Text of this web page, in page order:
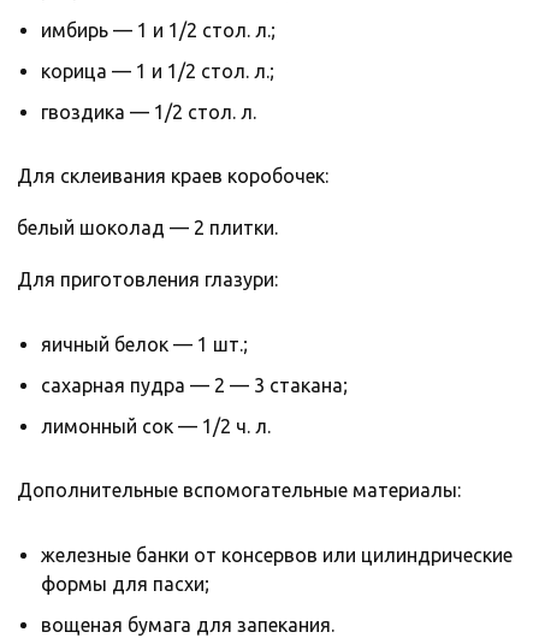
имбирь — 1 и 1/2 стол. л.;
корица — 1 и 1/2 стол. л.;
гвоздика — 1/2 стол. л.
Для склеивания краев коробочек:
белый шоколад — 2 плитки.
Для приготовления глазури:
яичный белок — 1 шт.;
сахарная пудра — 2 — 3 стакана;
лимонный сок — 1/2 ч. л.
Дополнительные вспомогательные материалы:
железные банки от консервов или цилиндрические
формы для пасхи;
вощеная бумага для запекания.